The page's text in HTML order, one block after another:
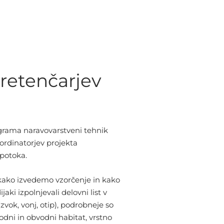
naravovarstveni tehnik
projekta
izvedemo vzorčenje in kako
izpolnjevali delovni list v
vonj, otip), podrobneje so
in obvodni habitat, vrstno